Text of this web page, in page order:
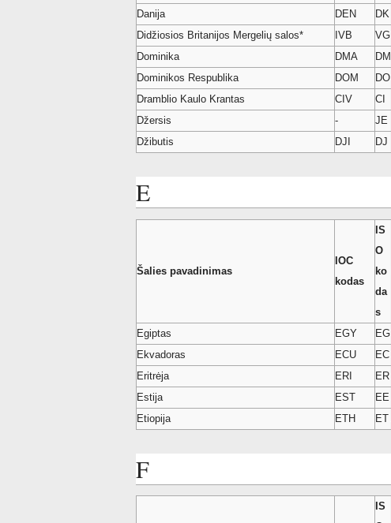
Danija DEN DK
Didžiosios Britanijos Mergelių salos*
IVB
VG
Dominika
DMA DM
Dominikos Respublika
DOM
DO
Dramblio Kaulo Krantas
CIV CI
Džersis
-
JE
Džibutis
DJI DJ
E
Šalies pavadinimas
IOC
kodas
IS
O
ko
da
s
Egiptas EGY EG
Ekvadoras
ECU EC
Eritrėja
ERI
ER
Estija
EST EE
Etiopija
ETH ET
F
IS